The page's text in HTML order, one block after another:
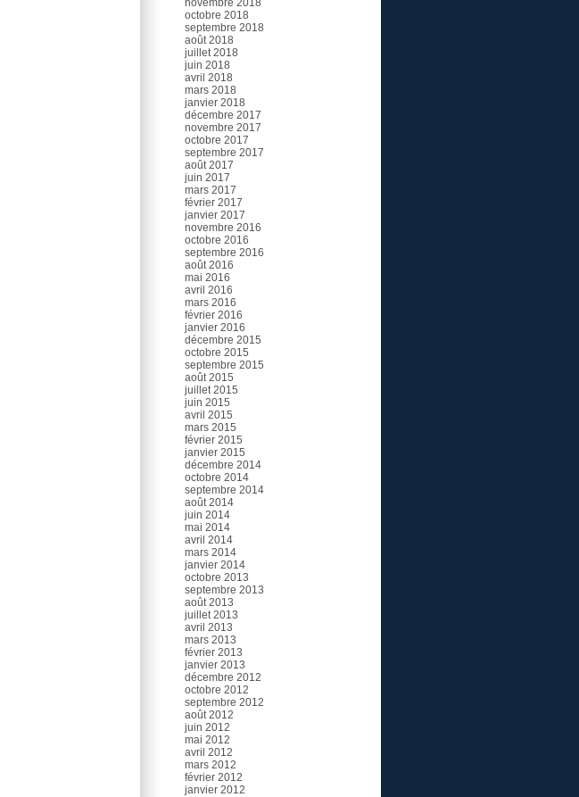
novembre 2018
octobre 2018
septembre 2018
août 2018
juillet 2018
juin 2018
avril 2018
mars 2018
janvier 2018
décembre 2017
novembre 2017
octobre 2017
septembre 2017
août 2017
juin 2017
mars 2017
février 2017
janvier 2017
novembre 2016
octobre 2016
septembre 2016
août 2016
mai 2016
avril 2016
mars 2016
février 2016
janvier 2016
décembre 2015
octobre 2015
septembre 2015
août 2015
juillet 2015
juin 2015
avril 2015
mars 2015
février 2015
janvier 2015
décembre 2014
octobre 2014
septembre 2014
août 2014
juin 2014
mai 2014
avril 2014
mars 2014
janvier 2014
octobre 2013
septembre 2013
août 2013
juillet 2013
avril 2013
mars 2013
février 2013
janvier 2013
décembre 2012
octobre 2012
septembre 2012
août 2012
juin 2012
mai 2012
avril 2012
mars 2012
février 2012
janvier 2012